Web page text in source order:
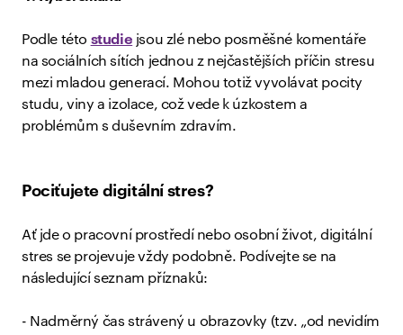
Podle této studie jsou zlé nebo posměšné komentáře
na sociálních sítích jednou z nejčastějších příčin stresu
mezi mladou generací. Mohou totiž vyvolávat pocity
studu, viny a izolace, což vede k úzkostem a
problémům s duševním zdravím.
Pociťujete digitální stres?
Ať jde o pracovní prostředí nebo osobní život, digitální
stres se projevuje vždy podobně. Podívejte se na
následující seznam příznaků:
- Nadměrný čas strávený u obrazovky (tzv. „od nevidím